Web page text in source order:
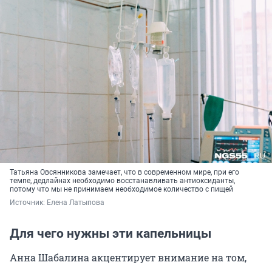
Татьяна Овсянникова замечает, что в современном мире, при его
темпе, дедлайнах необходимо восстанавливать антиоксиданты,
потому что мы не принимаем необходимое количество с пищей
Источник: Елена Латыпова
Для чего нужны эти капельницы
Анна Шабалина акцентирует внимание на том,